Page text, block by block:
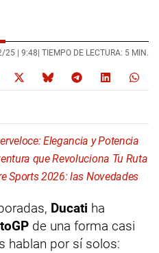
25 | 9:48 | TIEMPO DE LECTURA: 5 MIN.
Elegancia y Potencia
que Revoluciona Tu Ruta
Sports 2026: las Novedades
Ducati ha
de una forma casi
hablan por sí solos: